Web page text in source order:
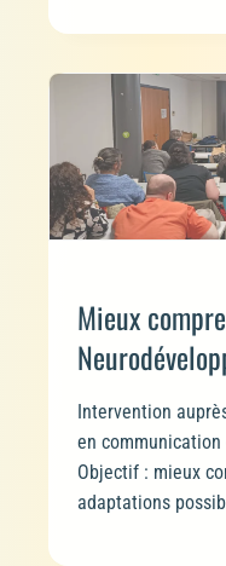
Mieux
Intervention
en communication
Objectif : mieux
adaptations